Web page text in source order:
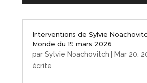
Interventions de Sylvie
Monde du 19 mars 2026
par Sylvie Noachovitch | Mar 20,
écrite